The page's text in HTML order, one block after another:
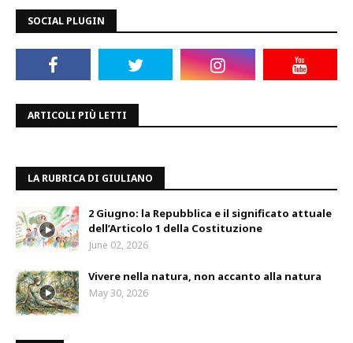
SOCIAL PLUGIN
ARTICOLI PIÙ LETTI
LA RUBRICA DI GIULIANO
2 Giugno: la Repubblica e il significato attuale
dell’Articolo 1 della Costituzione
June 02, 2026
Vivere nella natura, non accanto alla natura
May 30, 2026